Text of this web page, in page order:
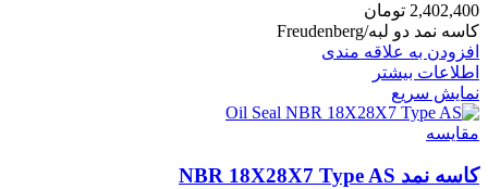
2,402,400 تومان
کاسه نمد دو لبه/Freudenberg
افزودن به علاقه مندی
اطلاعات بیشتر
نمایش سریع
مقايسه
کاسه نمد NBR 18X28X7 Type AS